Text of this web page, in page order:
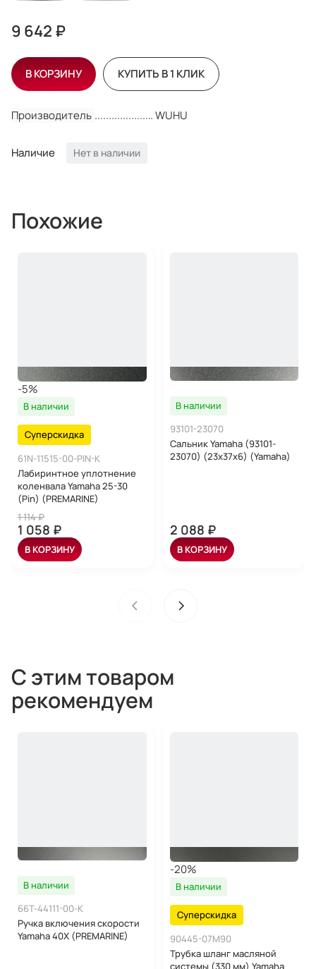
Производитель WUHU
Наличие Нет в наличии
9 642 ₽
В КОРЗИНУ КУПИТЬ В 1 КЛИК
Похожие
-5%
В наличии
Суперскидка
61N-11515-00-PIN-K
Лабиринтное уплотнение
коленвала Yamaha 25-30
(Pin) (PREMARINE)
1 114 ₽
1 058 ₽
В КОРЗИНУ
В наличии
93101-23070
Сальник Yamaha (93101-
23070) (23x37x6) (Yamaha)
2 088 ₽
В КОРЗИНУ
С этим товаром
рекомендуем
В наличии
66T-44111-00-K
Ручка включения скорости
Yamaha 40X (PREMARINE)
-20%
В наличии
Суперскидка
90445-07M90
Трубка шланг масляной
системы (330 мм) Yamaha